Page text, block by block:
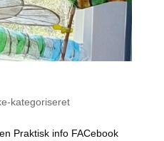
kategoriseret
Prak­tisk info FACe­book